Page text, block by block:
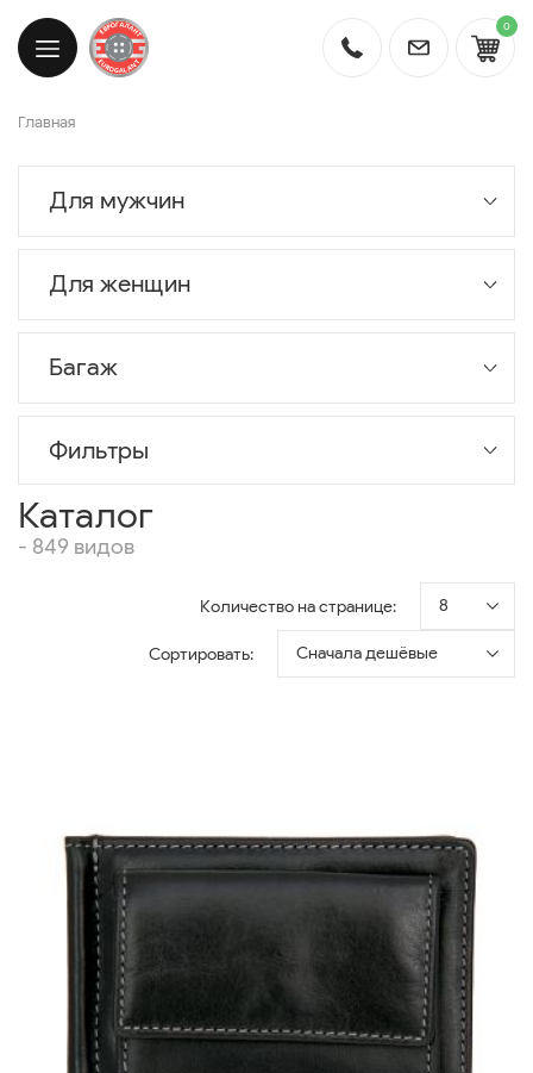
0
Главная
Для мужчин
Для женщин
Багаж
Фильтры
Каталог
- 849 видов
Количество на странице: 8
Сортировать: Сначала дешёвые